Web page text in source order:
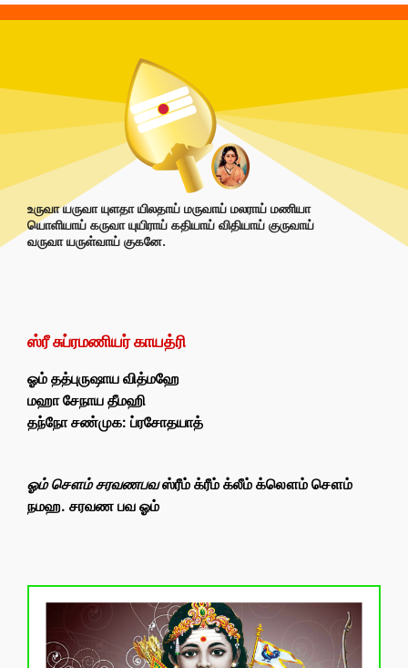
உருவா யருவா யுளதா யிலதாய் மருவாய் மலராய் மணியா
யொளியாய் கருவா யுயிராய் கதியாய் விதியாய் குருவாய்
வருவா யருள்வாய் குகனே.
ஸ்ரீ சுப்ரமணியர் காயத்ரி
ஓம் தத்புருஷாய வித்மஹே
மஹா சேநாய தீமஹி
தந்நோ சண்முக: ப்ரசோதயாத்
ஓம் சௌம் சரவணபவஸ்ரீம் க்ரீம் க்லீம் க்லௌம் சௌம்
நமஹ. சரவண பவ ஓம்